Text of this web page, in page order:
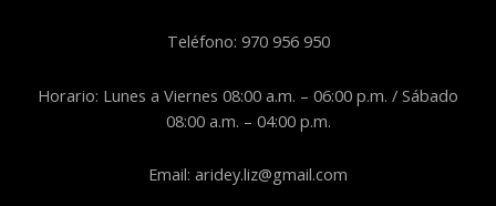
Teléfono: 970 956 950
Horario: Lunes a Viernes 08:00 a.m. – 06:00 p.m. / Sábado
08:00 a.m. – 04:00 p.m.
Email: aridey.liz@gmail.com